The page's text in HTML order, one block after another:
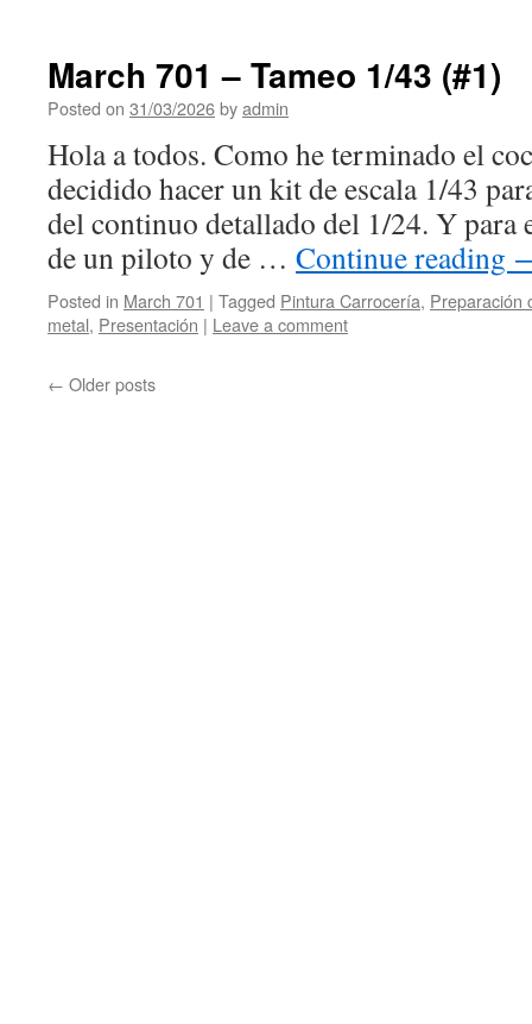
March 701 – Tameo 1/43 (#1)
Posted on 31/03/2026byadmin
Hola a todos. Como he terminado el
decidido hacer un kit de escala 1/43
del continuo detallado del 1/24. Y para
de un piloto y de … Continue reading
Posted in March 701 | Tagged Pintura Carrocería, Preparación
metal, Presentación | Leave a comment
← Older posts